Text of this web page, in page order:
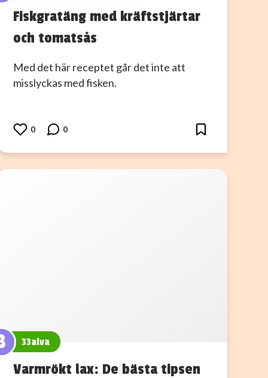
Fiskgratäng med kräftstjärtar
och tomatsås
Med det här receptet går det inte att
misslyckas med fisken.
0 0
33alva
Varmrökt lax: De bästa tipsen